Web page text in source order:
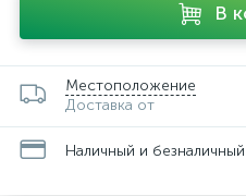
В
Местоположение
Доставка от
Наличный и